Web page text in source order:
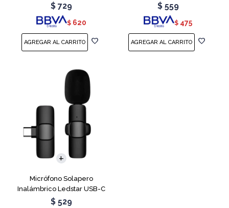
$ 729
$ 620
$ 559
$ 475
Micrófono Solapero
Inalámbrico Ledstar USB-C
$ 529